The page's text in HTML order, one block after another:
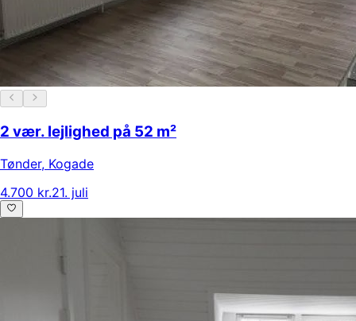
2 vær. lejlighed på 52 m²
Tønder, Kogade
4.700 kr.21. juli